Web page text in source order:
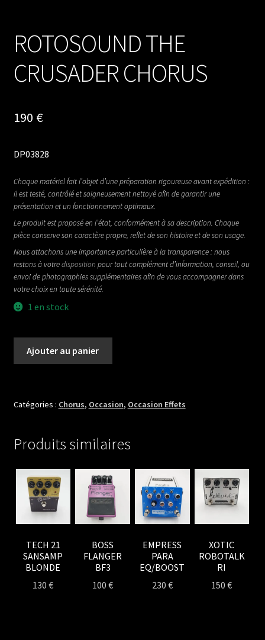
ROTOSOUND THE
CRUSADER CHORUS
190 €
DP03828
Chaque matériel fait l’objet d’une préparation rigoureuse avant expédition :
il est testé, contrôlé et soigneusement nettoyé afin de garantir une
présentation et un fonctionnement optimaux.
Le produit est proposé en l’état, conformément à sa description. Chaque
pièce conserve son caractère propre, reflet de son histoire et de son usage.
Nous attachons une importance particulière à la transparence : nous
restons à votredisposition pour tout complément d’information, conseil, ou
envoi de photographies supplémentaires afin de vous accompagner dans
votre choix en toute sérénité.
1 en stock
CRUSADER
Ajouter au panier
Catégories : Chorus, Occasion, Occasion Effets
Produits similaires
TECH 21
SANSAMP
BLONDE
130€
BOSS
FLANGER
BF3
100€
EMPRESS
PARA
EQ/BOOST
230 €
XOTIC
ROBOTALK
RI
150€